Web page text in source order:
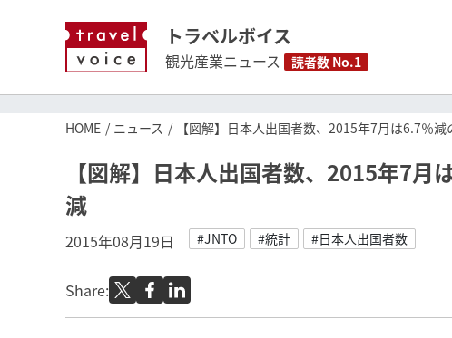
トラベルボイス
観光産業ニュース 読者数 No.1
HOME ニュース 【図解】日本人出国者数、2015年7月は6.7％
【図解】日本人出国者数、2015年7
減
2015年08月19日 #JNTO #統計 #日本人出国者数
Share: